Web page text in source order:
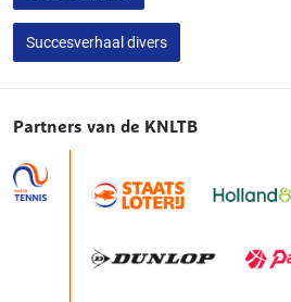
Succesverhaal divers
Partners van de KNLTB